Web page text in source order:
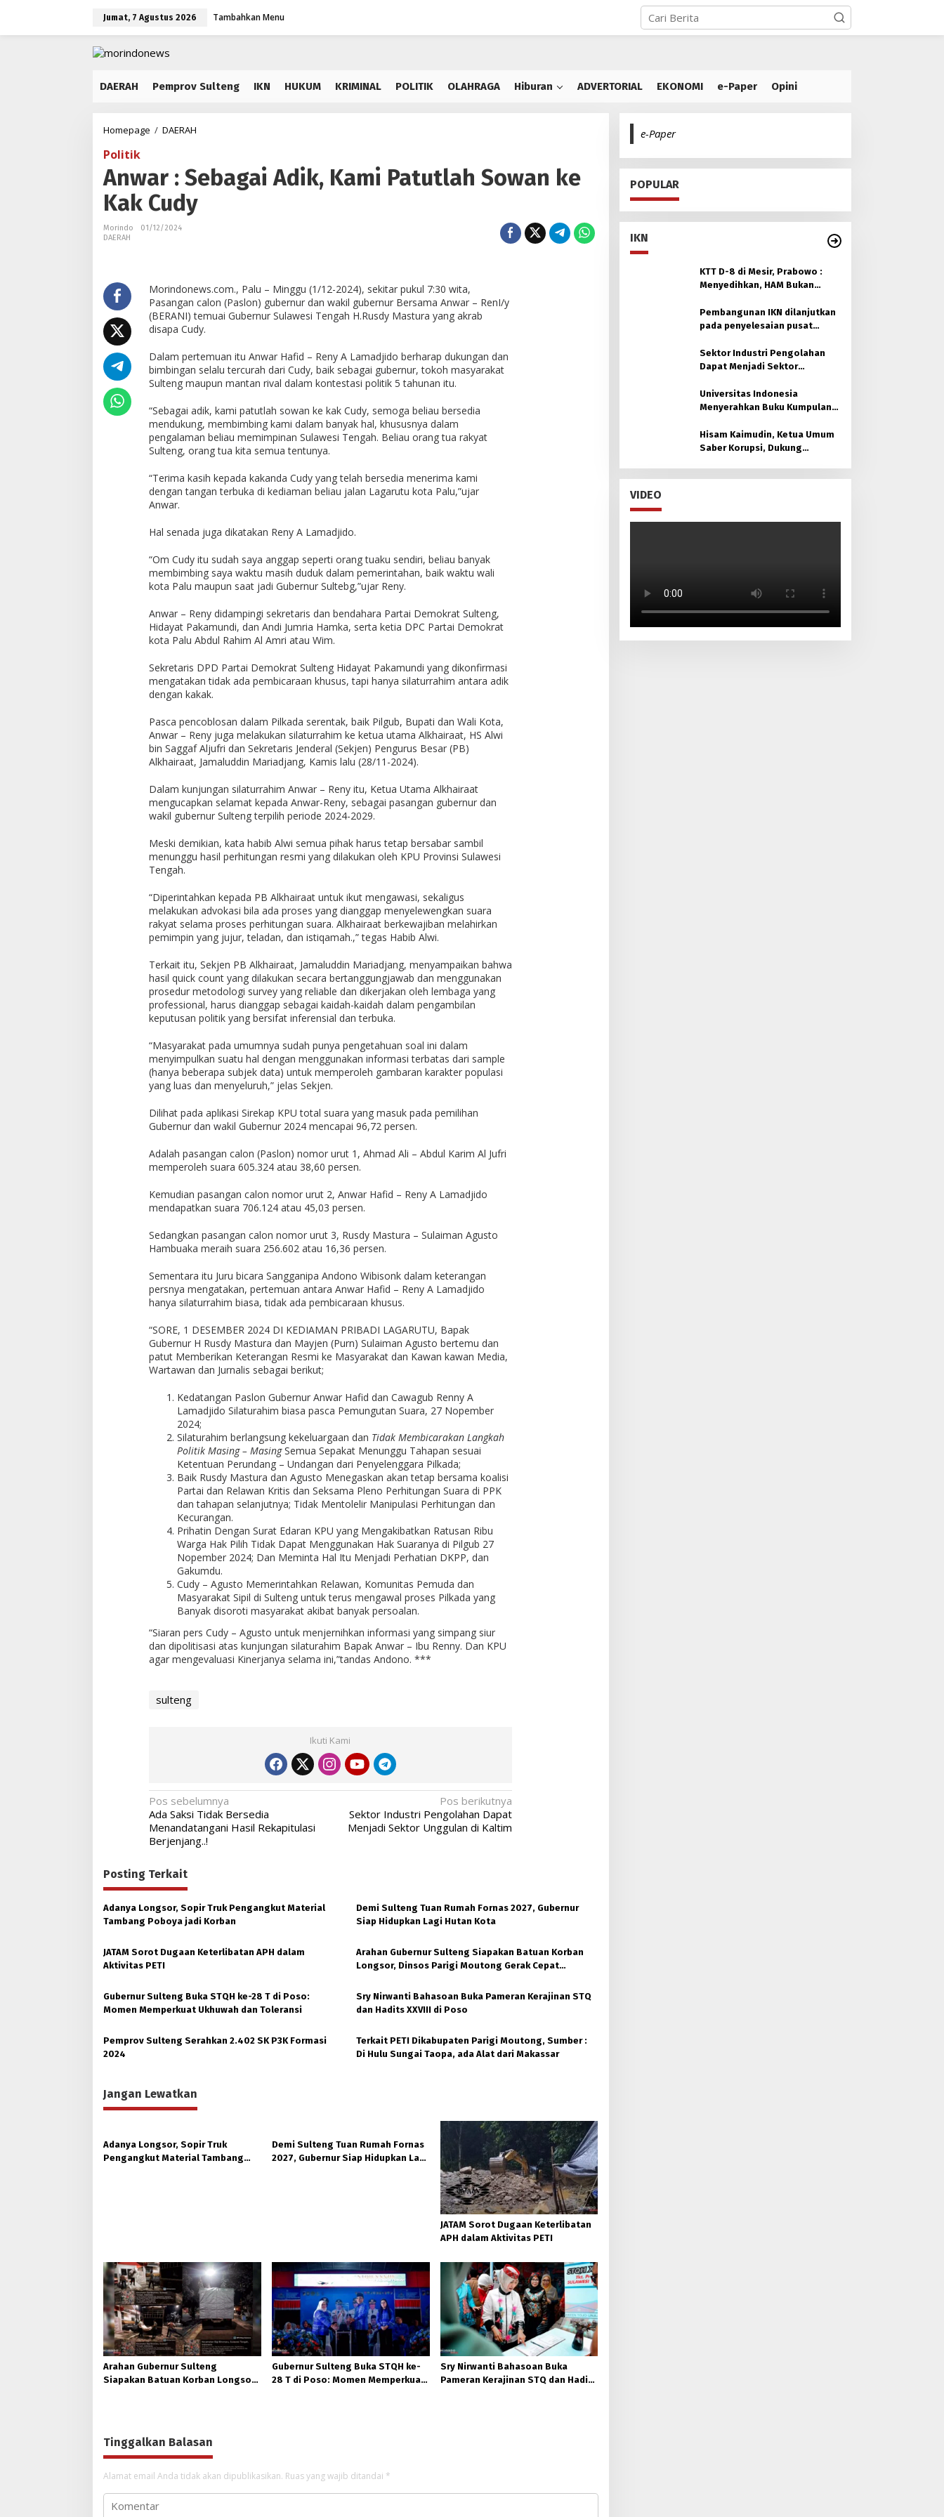
konten
Jumat, 7 Agustus 2026 Tambahkan Menu
DAERAH Pemprov Sulteng IKN HUKUM KRIMINAL POLITIK OLAHRAGA Hiburan ADVERTORIAL EKONOMI e-Paper Opini
Homepage / DAERAH
Adik,
Kami
Patutlah
Politik
Anwar : Sebagai Adik, Kami Patutlah Sowan ke
Kak Cudy
Morindo
01/12/2024
DAERAH
Morindonews.com., Palu – Minggu (1/12-2024), sekitar pukul 7:30 wita,
Pasangan calon (Paslon) gubernur dan wakil gubernur Bersama Anwar – RenI/y
(BERANI) temuai Gubernur Sulawesi Tengah H.Rusdy Mastura yang akrab
disapa Cudy.
Dalam pertemuan itu Anwar Hafid – Reny A Lamadjido berharap dukungan dan
bimbingan selalu tercurah dari Cudy, baik sebagai gubernur, tokoh masyarakat
Sulteng maupun mantan rival dalam kontestasi politik 5 tahunan itu.
“Sebagai adik, kami patutlah sowan ke kak Cudy, semoga beliau bersedia
mendukung, membimbing kami dalam banyak hal, khususnya dalam
pengalaman beliau memimpinan Sulawesi Tengah. Beliau orang tua rakyat
Sulteng, orang tua kita semua tentunya.
“Terima kasih kepada kakanda Cudy yang telah bersedia menerima kami
dengan tangan terbuka di kediaman beliau jalan Lagarutu kota Palu,”ujar
Anwar.
Hal senada juga dikatakan Reny A Lamadjido.
“Om Cudy itu sudah saya anggap seperti orang tuaku sendiri, beliau banyak
membimbing saya waktu masih duduk dalam pemerintahan, baik waktu wali
kota Palu maupun saat jadi Gubernur Sultebg,”ujar Reny.
Anwar – Reny didampingi sekretaris dan bendahara Partai Demokrat Sulteng,
Hidayat Pakamundi, dan Andi Jumria Hamka, serta ketia DPC Partai Demokrat
kota Palu Abdul Rahim Al Amri atau Wim.
Sekretaris DPD Partai Demokrat Sulteng Hidayat Pakamundi yang dikonfirmasi
mengatakan tidak ada pembicaraan khusus, tapi hanya silaturrahim antara adik
dengan kakak.
Pasca pencoblosan dalam Pilkada serentak, baik Pilgub, Bupati dan Wali Kota,
Anwar – Reny juga melakukan silaturrahim ke ketua utama Alkhairaat, HS Alwi
bin Saggaf Aljufri dan Sekretaris Jenderal (Sekjen) Pengurus Besar (PB)
Alkhairaat, Jamaluddin Mariadjang, Kamis lalu (28/11-2024).
Dalam kunjungan silaturrahim Anwar – Reny itu, Ketua Utama Alkhairaat
mengucapkan selamat kepada Anwar-Reny, sebagai pasangan gubernur dan
wakil gubernur Sulteng terpilih periode 2024-2029.
Meski demikian, kata habib Alwi semua pihak harus tetap bersabar sambil
menunggu hasil perhitungan resmi yang dilakukan oleh KPU Provinsi Sulawesi
Tengah.
“Diperintahkan kepada PB Alkhairaat untuk ikut mengawasi, sekaligus
melakukan advokasi bila ada proses yang dianggap menyelewengkan suara
rakyat selama proses perhitungan suara. Alkhairaat berkewajiban melahirkan
pemimpin yang jujur, teladan, dan istiqamah.,” tegas Habib Alwi.
Terkait itu, Sekjen PB Alkhairaat, Jamaluddin Mariadjang, menyampaikan bahwa
hasil quick count yang dilakukan secara bertanggungjawab dan menggunakan
prosedur metodologi survey yang reliable dan dikerjakan oleh lembaga yang
professional, harus dianggap sebagai kaidah-kaidah dalam pengambilan
keputusan politik yang bersifat inferensial dan terbuka.
“Masyarakat pada umumnya sudah punya pengetahuan soal ini dalam
menyimpulkan suatu hal dengan menggunakan informasi terbatas dari sample
(hanya beberapa subjek data) untuk memperoleh gambaran karakter populasi
yang luas dan menyeluruh,” jelas Sekjen.
Dilihat pada aplikasi Sirekap KPU total suara yang masuk pada pemilihan
Gubernur dan wakil Gubernur 2024 mencapai 96,72 persen.
Adalah pasangan calon (Paslon) nomor urut 1, Ahmad Ali – Abdul Karim Al Jufri
memperoleh suara 605.324 atau 38,60 persen.
Kemudian pasangan calon nomor urut 2, Anwar Hafid – Reny A Lamadjido
mendapatkan suara 706.124 atau 45,03 persen.
Sedangkan pasangan calon nomor urut 3, Rusdy Mastura – Sulaiman Agusto
Hambuaka meraih suara 256.602 atau 16,36 persen.
Sementara itu Juru bicara Sangganipa Andono Wibisonk dalam keterangan
persnya mengatakan, pertemuan antara Anwar Hafid – Reny A Lamadjido
hanya silaturrahim biasa, tidak ada pembicaraan khusus.
“SORE, 1 DESEMBER 2024 DI KEDIAMAN PRIBADI LAGARUTU, Bapak
Gubernur H Rusdy Mastura dan Mayjen (Purn) Sulaiman Agusto bertemu dan
patut Memberikan Keterangan Resmi ke Masyarakat dan Kawan kawan Media,
Wartawan dan Jurnalis sebagai berikut;
Kedatangan Paslon Gubernur Anwar Hafid dan Cawagub Renny A
Lamadjido Silaturahim biasa pasca Pemungutan Suara, 27 Nopember
2024;
Silaturahim berlangsung kekeluargaan dan Tidak Membicarakan Langkah
Politik Masing – MasingSemua Sepakat Menunggu Tahapan sesuai
Ketentuan Perundang – Undangan dari Penyelenggara Pilkada;
Baik Rusdy Mastura dan Agusto Menegaskan akan tetap bersama koalisi
Partai dan Relawan Kritis dan Seksama Pleno Perhitungan Suara di PPK
dan tahapan selanjutnya; Tidak Mentolelir Manipulasi Perhitungan dan
Kecurangan.
Prihatin Dengan Surat Edaran KPU yang Mengakibatkan Ratusan Ribu
Warga Hak Pilih Tidak Dapat Menggunakan Hak Suaranya di Pilgub 27
Nopember 2024; Dan Meminta Hal Itu Menjadi Perhatian DKPP, dan
Gakumdu.
Cudy – Agusto Memerintahkan Relawan, Komunitas Pemuda dan
Masyarakat Sipil di Sulteng untuk terus mengawal proses Pilkada yang
Banyak disoroti masyarakat akibat banyak persoalan.
“Siaran pers Cudy – Agusto untuk menjernihkan informasi yang simpang siur
dan dipolitisasi atas kunjungan silaturahim Bapak Anwar – Ibu Renny. Dan KPU
agar mengevaluasi Kinerjanya selama ini,”tandas Andono. ***
sulteng
Ikuti Kami
Navigasi
pos
Pos sebelumnya
Ada Saksi Tidak Bersedia
Menandatangani Hasil Rekapitulasi
Berjenjang..!
Pos berikutnya
Sektor Industri Pengolahan Dapat
Menjadi Sektor Unggulan di Kaltim
Posting Terkait
Adanya Longsor, Sopir Truk Pengangkut Material
Tambang Poboya jadi Korban
Demi Sulteng Tuan Rumah Fornas 2027, Gubernur
Siap Hidupkan Lagi Hutan Kota
JATAM Sorot Dugaan Keterlibatan APH dalam
Aktivitas PETI
Arahan Gubernur Sulteng Siapakan Batuan Korban
Longsor, Dinsos Parigi Moutong Gerak Cepat
Gubernur Sulteng Buka STQH ke-28 T di Poso:
Momen Memperkuat Ukhuwah dan Toleransi
Sry Nirwanti Bahasoan Buka Pameran Kerajinan STQ
dan Hadits XXVIII di Poso
Pemprov Sulteng Serahkan 2.402 SK P3K Formasi
2024
Terkait PETI Dikabupaten Parigi Moutong, Sumber :
Di Hulu Sungai Taopa, ada Alat dari Makassar
Jangan Lewatkan
Adanya Longsor, Sopir Truk
Pengangkut Material Tambang
Demi Sulteng Tuan Rumah Fornas
2027, Gubernur Siap Hidupkan Lagi
JATAM Sorot Dugaan Keterlibatan
APH dalam Aktivitas PETI
Arahan Gubernur Sulteng
Siapakan Batuan Korban Longsor,
Gubernur Sulteng Buka STQH ke-
28 T di Poso: Momen Memperkuat
Sry Nirwanti Bahasoan Buka
Pameran Kerajinan STQ dan Hadits
Tinggalkan Balasan
Alamat email Anda tidak akan dipublikasikan. Ruas yang wajib ditandai *
e-Paper
POPULAR
IKN
KTT D-8 di Mesir, Prabowo :
Menyedihkan, HAM Bukan
Pembangunan IKN dilanjutkan
pada penyelesaian pusat
Sektor Industri Pengolahan
Dapat Menjadi Sektor
Universitas Indonesia
Menyerahkan Buku Kumpulan
Ibu kota Nusantara (OIKN)
Hisam Kaimudin, Ketua Umum
Saber Korupsi, Dukung
VIDEO